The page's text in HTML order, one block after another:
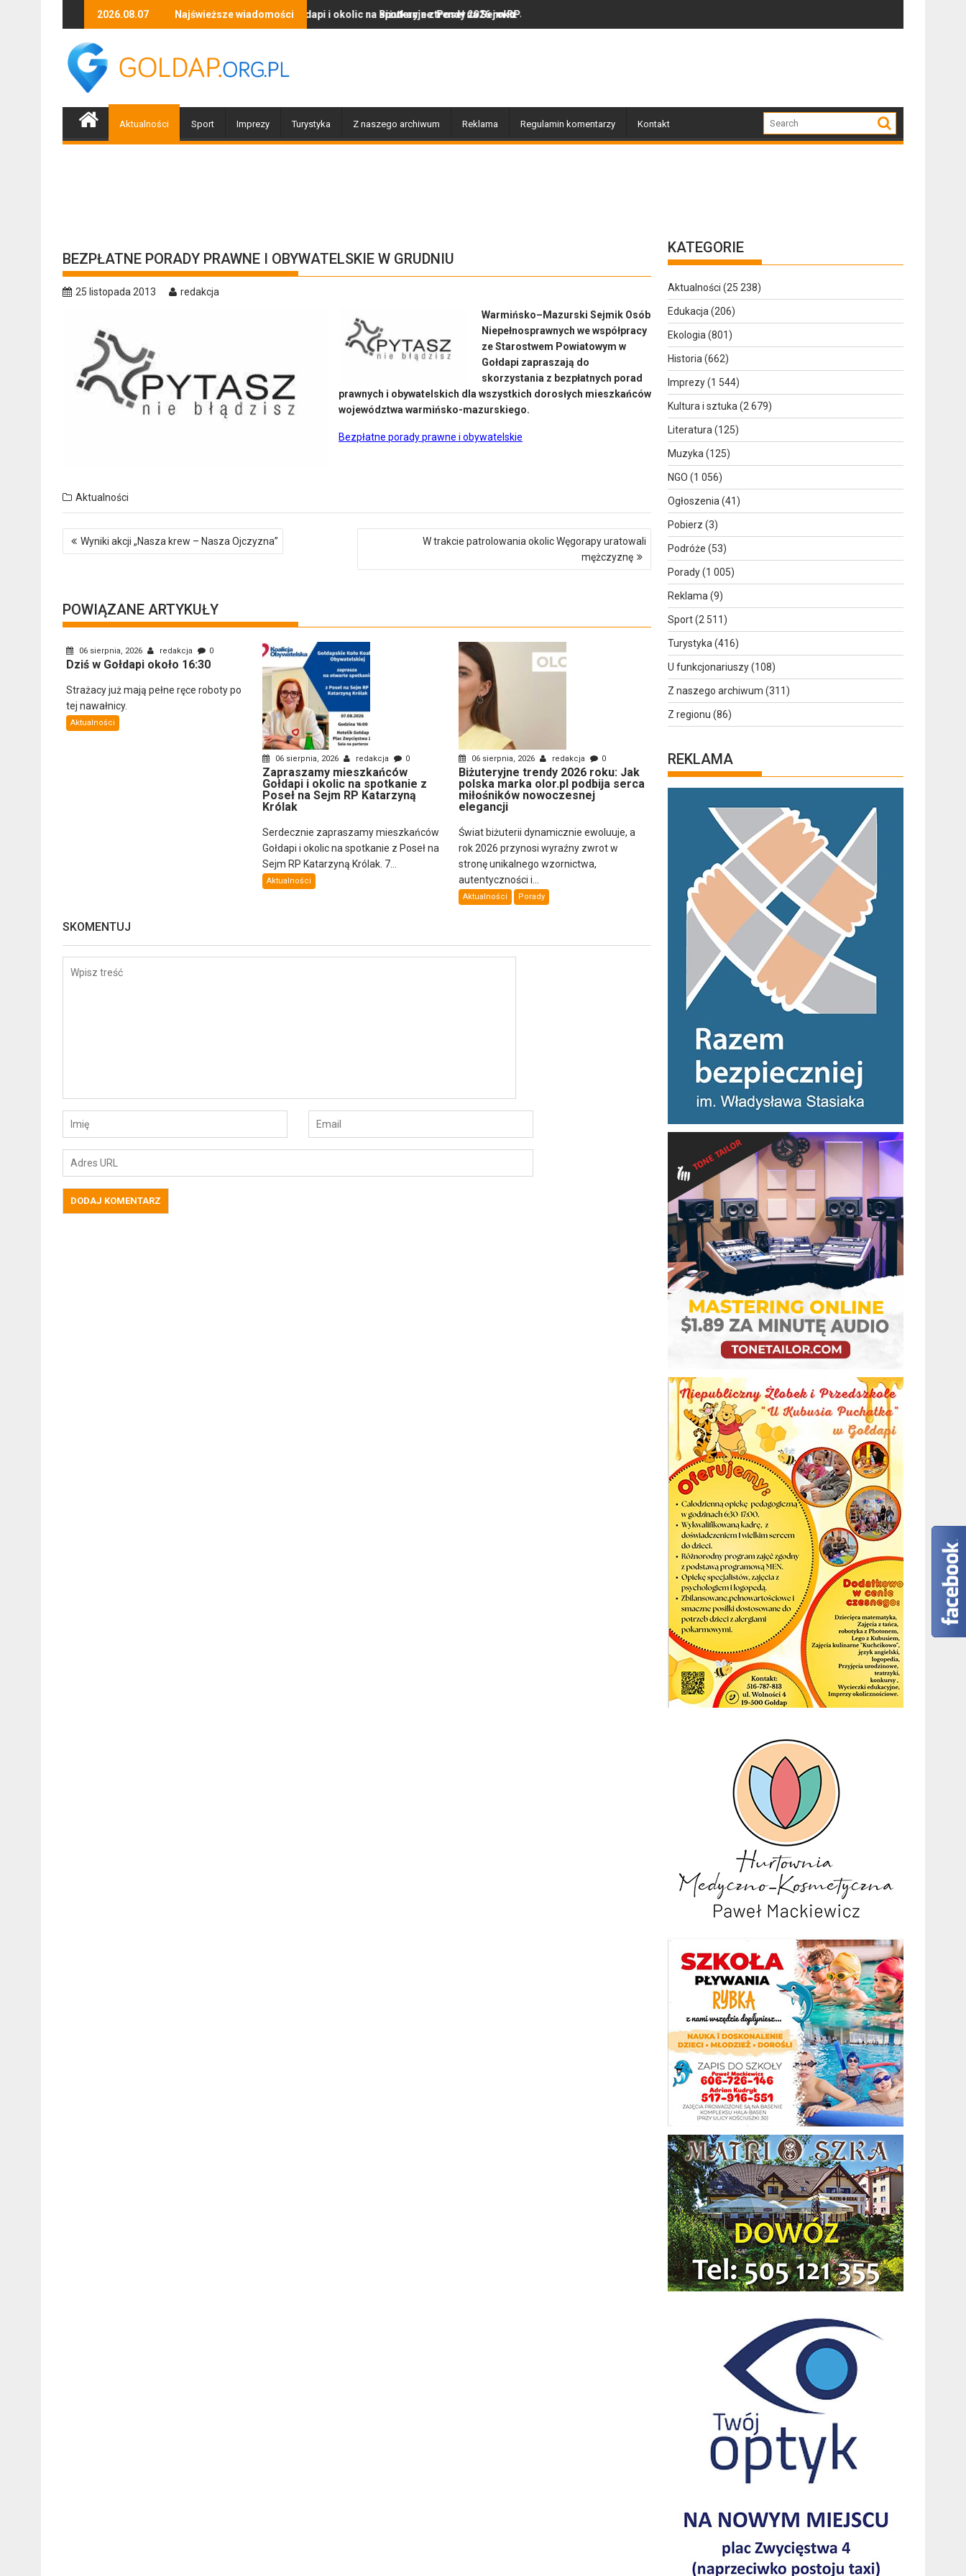
2026.08.07 Najświeższe wiadomości
Zapraszamy mieszkańców Gołdapi i okolic na spotkanie z Poseł na Sejm RP Katarzyną Królak
Biżuteryjne trendy 2026 roku: Jak polska marka olor.pl podbija serca miłośników nowoczesnej elegancji
Aktualności Sport Imprezy Turystyka Z naszego archiwum Reklama Regulamin komentarzy Kontakt
BEZPŁATNE PORADY PRAWNE I OBYWATELSKIE W GRUDNIU
25 listopada 2013
redakcja
Warmińsko–Mazurski Sejmik Osób
Niepełnosprawnych we współpracy
ze Starostwem Powiatowym w
Gołdapi zapraszają do
skorzystania z bezpłatnych porad
prawnych i obywatelskich dla wszystkich dorosłych mieszkańców
województwa warmińsko-mazurskiego.
Bezpłatne porady prawne i obywatelskie
Aktualności
Nawigacja
wpisu
Wyniki akcji „Nasza krew – Nasza Ojczyzna”
W trakcie patrolowania okolic Węgorapy uratowali
mężczyznę
POWIĄZANE ARTYKUŁY
06 sierpnia, 2026 redakcja 0
Dziś w Gołdapi około 16:30
Strażacy już mają pełne ręce roboty po
tej nawałnicy.
Aktualności
06 sierpnia, 2026 redakcja 0
Zapraszamy mieszkańców
Gołdapi i okolic na spotkanie z
Poseł na Sejm RP Katarzyną
Królak
Serdecznie zapraszamy mieszkańców
Gołdapi i okolic na spotkanie z Poseł na
Sejm RP Katarzyną Królak. 7...
Aktualności
06 sierpnia, 2026 redakcja 0
Biżuteryjne trendy 2026 roku: Jak
polska marka olor.pl podbija serca
miłośników nowoczesnej
elegancji
Świat biżuterii dynamicznie ewoluuje, a
rok 2026 przynosi wyraźny zwrot w
stronę unikalnego wzornictwa,
autentyczności i...
Aktualności Porady
SKOMENTUJ
KATEGORIE
Aktualności (25 238)
Edukacja (206)
Ekologia (801)
Historia (662)
Imprezy(1 544)
Kultura i sztuka (2 679)
Literatura (125)
Muzyka (125)
NGO (1 056)
Ogłoszenia (41)
Pobierz (3)
Podróże (53)
Porady(1 005)
Reklama (9)
Sport(2 511)
Turystyka (416)
U funkcjonariuszy(108)
Z naszego archiwum (311)
Z regionu (86)
REKLAMA